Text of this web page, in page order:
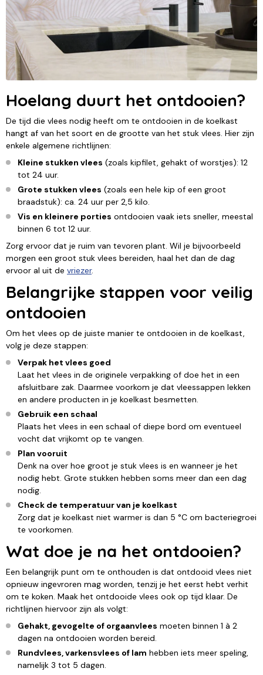
Hoelang duurt het ontdooien?
De tijd die vlees nodig heeft om te ontdooien in de koelkast
hangt af van het soort en de grootte van het stuk vlees. Hier zijn
enkele algemene richtlijnen:
Kleine stukken vlees (zoals kipfilet, gehakt of worstjes): 12
tot 24 uur.
Grote stukken vlees (zoals een hele kip of een groot
braadstuk): ca. 24 uur per 2,5 kilo.
Vis en kleinere porties ontdooien vaak iets sneller, meestal
binnen 6 tot 12 uur.
Zorg ervoor dat je ruim van tevoren plant. Wil je bijvoorbeeld
morgen een groot stuk vlees bereiden, haal het dan de dag
ervoor al uit de vriezer.
Belangrijke stappen voor veilig
ontdooien
Om het vlees op de juiste manier te ontdooien in de koelkast,
volg je deze stappen:
Verpak het vlees goed
Laat het vlees in de originele verpakking of doe het in een
afsluitbare zak. Daarmee voorkom je dat vleessappen lekken
en andere producten in je koelkast besmetten.
Gebruik een schaal
Plaats het vlees in een schaal of diepe bord om eventueel
vocht dat vrijkomt op te vangen.
Plan vooruit
Denk na over hoe groot je stuk vlees is en wanneer je het
nodig hebt. Grote stukken hebben soms meer dan een dag
nodig.
Check de temperatuur van je koelkast
Zorg dat je koelkast niet warmer is dan 5 °C om bacteriegroei
te voorkomen.
Wat doe je na het ontdooien?
Een belangrijk punt om te onthouden is dat ontdooid vlees niet
opnieuw ingevroren mag worden, tenzij je het eerst hebt verhit
om te koken. Maak het ontdooide vlees ook op tijd klaar. De
richtlijnen hiervoor zijn als volgt:
Gehakt, gevogelte of orgaanvlees moeten binnen 1 à 2
dagen na ontdooien worden bereid.
Rundvlees, varkensvlees of lam hebben iets meer speling,
namelijk 3 tot 5 dagen.